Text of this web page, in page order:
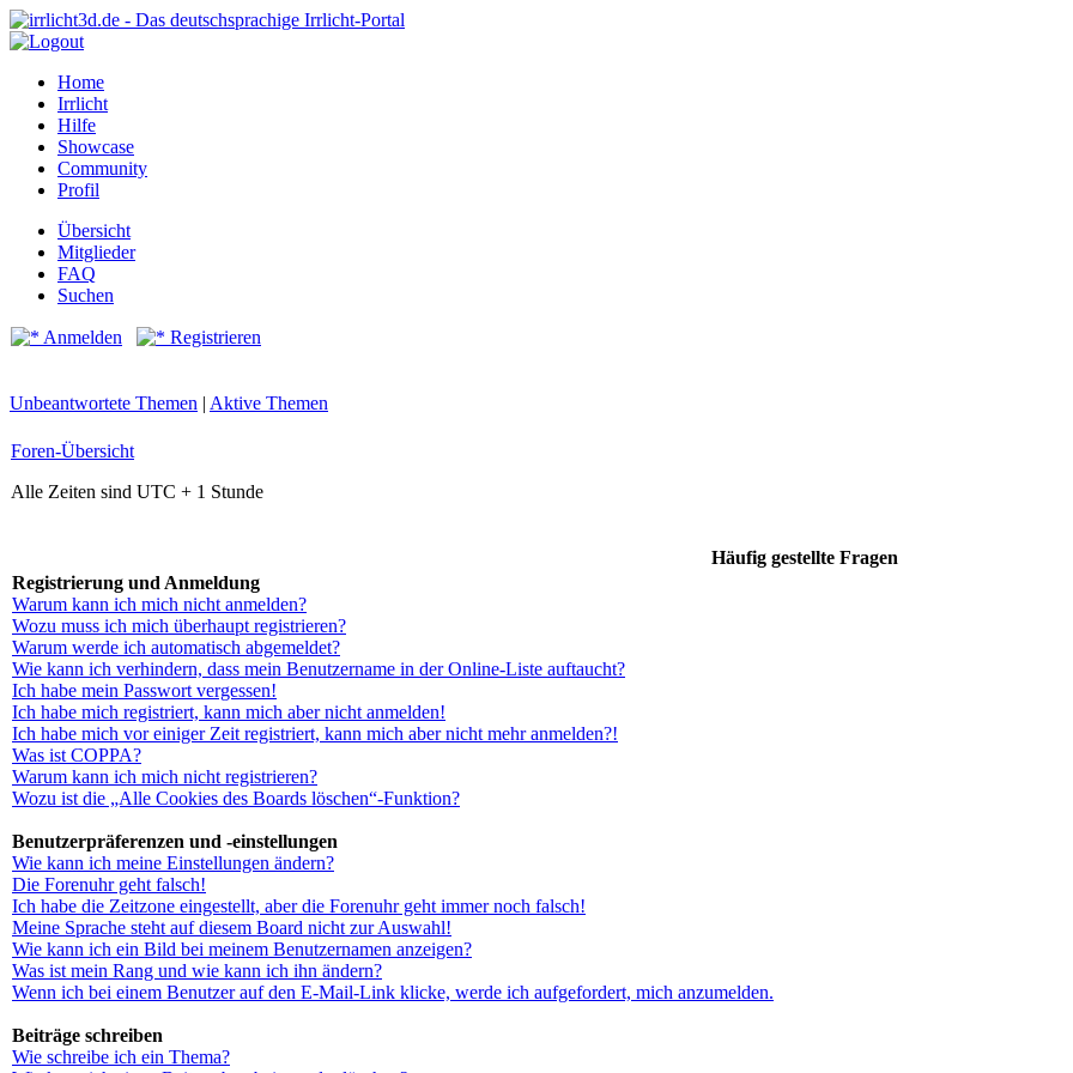
Home
Irrlicht
Hilfe
Showcase
Community
Profil
Übersicht
Mitglieder
FAQ
Suchen
Anmelden Registrieren
Unbeantwortete Themen | Aktive Themen
Foren-Übersicht
Alle Zeiten sind UTC + 1 Stunde
Häufig gestellte Fragen
Registrierung und Anmeldung
Warum kann ich mich nicht anmelden?
Wozu muss ich mich überhaupt registrieren?
Warum werde ich automatisch abgemeldet?
Wie kann ich verhindern, dass mein Benutzername in der Online-Liste auftaucht?
Ich habe mein Passwort vergessen!
Ich habe mich registriert, kann mich aber nicht anmelden!
Ich habe mich vor einiger Zeit registriert, kann mich aber nicht mehr anmelden?!
Was ist COPPA?
Warum kann ich mich nicht registrieren?
Wozu ist die „Alle Cookies des Boards löschen“-Funktion?
Benutzerpräferenzen und -einstellungen
Wie kann ich meine Einstellungen ändern?
Die Forenuhr geht falsch!
Ich habe die Zeitzone eingestellt, aber die Forenuhr geht immer noch falsch!
Meine Sprache steht auf diesem Board nicht zur Auswahl!
Wie kann ich ein Bild bei meinem Benutzernamen anzeigen?
Was ist mein Rang und wie kann ich ihn ändern?
Wenn ich bei einem Benutzer auf den E-Mail-Link klicke, werde ich aufgefordert, mich anzumelden.
Beiträge schreiben
Wie schreibe ich ein Thema?